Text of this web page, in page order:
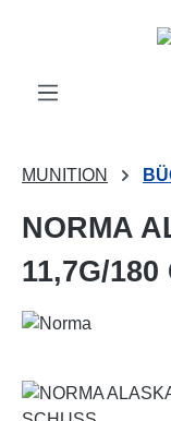
Zum Hauptinhalt
MUNITION
NORMA
11,7G/180